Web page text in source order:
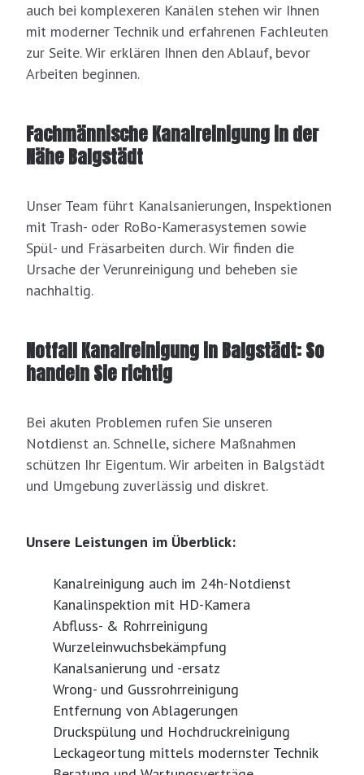
auch bei komplexeren Kanälen stehen wir Ihnen
mit moderner Technik und erfahrenen Fachleuten
zur Seite. Wir erklären Ihnen den Ablauf, bevor
Arbeiten beginnen.
Fachmännische Kanalreinigung in der
Nähe Balgstädt
Unser Team führt Kanalsanierungen, Inspektionen
mit Trash- oder RoBo-Kamerasystemen sowie
Spül- und Fräsarbeiten durch. Wir finden die
Ursache der Verunreinigung und beheben sie
nachhaltig.
Notfall Kanalreinigung in Balgstädt: So
handeln Sie richtig
Bei akuten Problemen rufen Sie unseren
Notdienst an. Schnelle, sichere Maßnahmen
schützen Ihr Eigentum. Wir arbeiten in Balgstädt
und Umgebung zuverlässig und diskret.
Unsere Leistungen im Überblick:
Kanalreinigung auch im 24h-Notdienst
Kanalinspektion mit HD-Kamera
Abfluss- & Rohrreinigung
Wurzeleinwuchsbekämpfung
Kanalsanierung und -ersatz
Wrong- und Gussrohrreinigung
Entfernung von Ablagerungen
Druckspülung und Hochdruckreinigung
Leckageortung mittels modernster Technik